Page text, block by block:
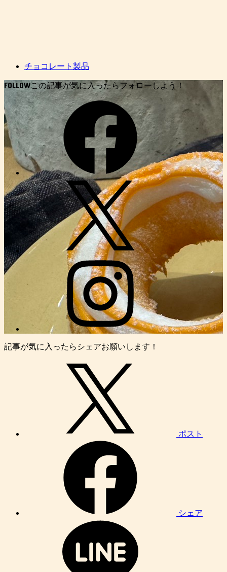
チョコレート製品
FOLLOW
記事が気に入ったらシェアお願いします！
ポスト
シェア